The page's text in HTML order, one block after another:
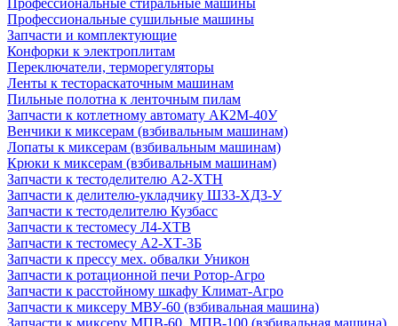
Профессиональные стиральные машины
Профессиональные сушильные машины
Запчасти и комплектующие
Конфорки к электроплитам
Переключатели, терморегуляторы
Ленты к тестораскаточным машинам
Пильные полотна к ленточным пилам
Запчасти к котлетному автомату АК2М-40У
Венчики к миксерам (взбивальным машинам)
Лопаты к миксерам (взбивальным машинам)
Крюки к миксерам (взбивальным машинам)
Запчасти к тестоделителю А2-ХТН
Запчасти к делителю-укладчику Ш33-ХД3-У
Запчасти к тестоделителю Кузбасс
Запчасти к тестомесу Л4-ХТВ
Запчасти к тестомесу А2-ХТ-3Б
Запчасти к прессу мех. обвалки Уникон
Запчасти к ротационной печи Ротор-Агро
Запчасти к расстойному шкафу Климат-Агро
Запчасти к миксеру МВУ-60 (взбивальная машина)
Запчасти к миксеру МПВ-60, МПВ-100 (взбивальная машина)